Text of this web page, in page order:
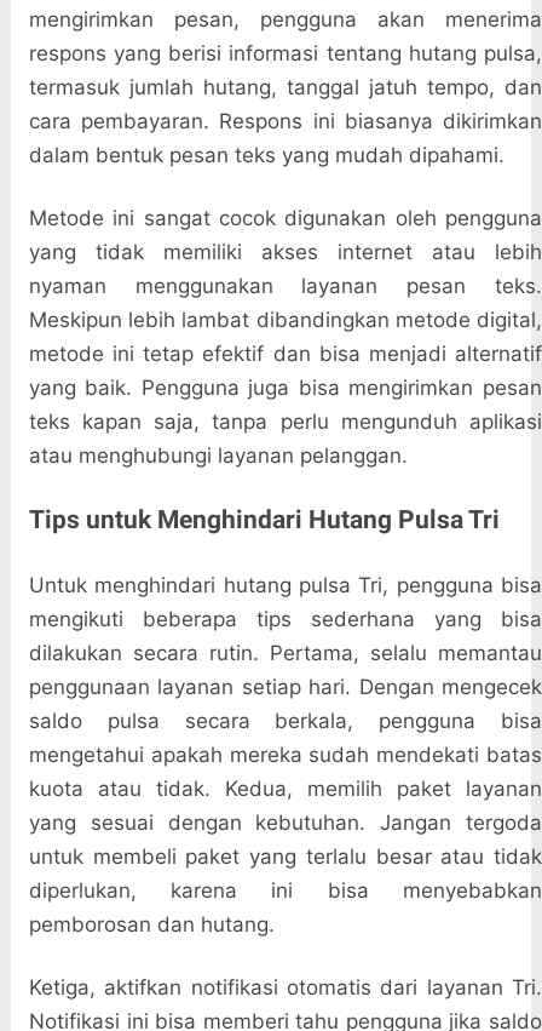
mengirimkan pesan, pengguna akan menerima
respons yang berisi informasi tentang hutang pulsa,
termasuk jumlah hutang, tanggal jatuh tempo, dan
cara pembayaran. Respons ini biasanya dikirimkan
dalam bentuk pesan teks yang mudah dipahami.
Metode ini sangat cocok digunakan oleh pengguna
yang tidak memiliki akses internet atau lebih
nyaman menggunakan layanan pesan teks.
Meskipun lebih lambat dibandingkan metode digital,
metode ini tetap efektif dan bisa menjadi alternatif
yang baik. Pengguna juga bisa mengirimkan pesan
teks kapan saja, tanpa perlu mengunduh aplikasi
atau menghubungi layanan pelanggan.
Tips untuk Menghindari Hutang Pulsa Tri
Untuk menghindari hutang pulsa Tri, pengguna bisa
mengikuti beberapa tips sederhana yang bisa
dilakukan secara rutin. Pertama, selalu memantau
penggunaan layanan setiap hari. Dengan mengecek
saldo pulsa secara berkala, pengguna bisa
mengetahui apakah mereka sudah mendekati batas
kuota atau tidak. Kedua, memilih paket layanan
yang sesuai dengan kebutuhan. Jangan tergoda
untuk membeli paket yang terlalu besar atau tidak
diperlukan, karena ini bisa menyebabkan
pemborosan dan hutang.
Ketiga, aktifkan notifikasi otomatis dari layanan Tri.
Notifikasi ini bisa memberi tahu pengguna jika saldo